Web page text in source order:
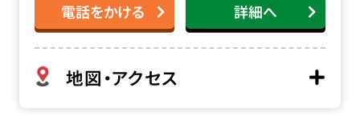
電話をかける 詳細へ
地図・アクセス